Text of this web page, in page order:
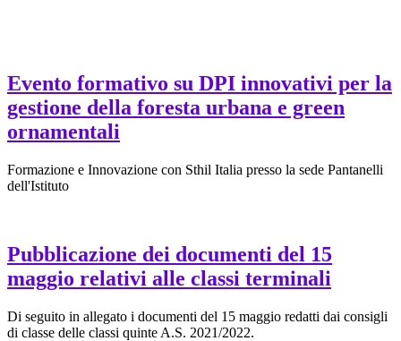
Evento formativo su DPI innovativi per la
gestione della foresta urbana e green
ornamentali
Formazione e Innovazione con Sthil Italia presso la sede Pantanelli
dell'Istituto
Pubblicazione dei documenti del 15
maggio relativi alle classi terminali
Di seguito in allegato i documenti del 15 maggio redatti dai consigli
di classe delle classi quinte A.S. 2021/2022.